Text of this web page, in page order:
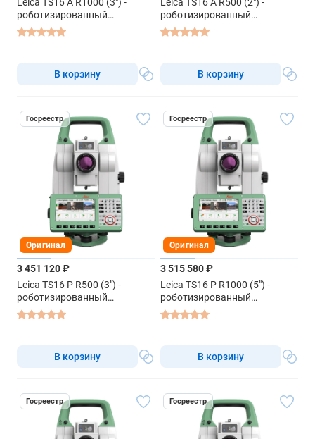
роботизированный
тахеометр
В корзину
роботизированный
тахеометр
В корзину
Госреестр
Оригинал
3 451 120 ₽
Leica TS16 P R500 (3") -
роботизированный
тахеометр
В корзину
Госреестр
Оригинал
3 515 580 ₽
Leica TS16 P R1000 (5") -
роботизированный
тахеометр
В корзину
Госреестр Госреестр